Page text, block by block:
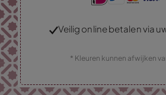
Veilig online betalen via
* Kleuren kunnen afwijken